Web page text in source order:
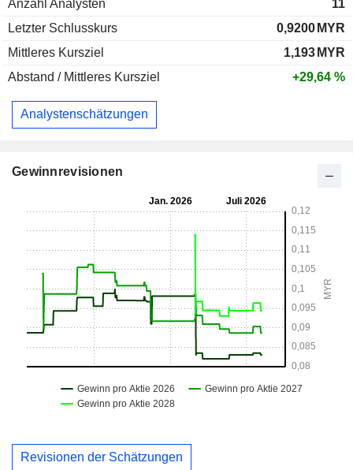
Anzahl Analysten
11
Letzter Schlusskurs
0,9200 MYR
Mittleres Kursziel
1,193 MYR
Abstand / Mittleres Kursziel
+29,64 %
Analystenschätzungen
Gewinnrevisionen
Revisionen der Schätzungen